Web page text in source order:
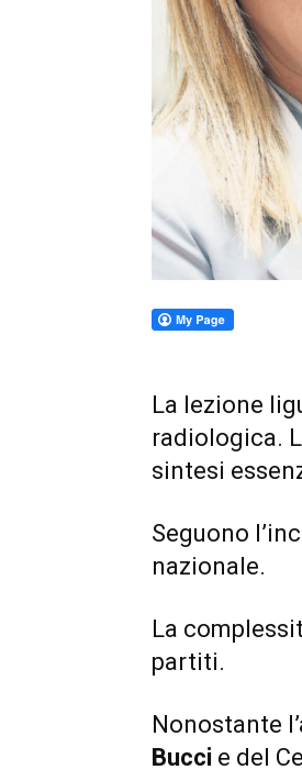
La lezione
radiologica.
sintesi
Seguono
nazionale.
La
partiti.
Nonostante
Bucci e del